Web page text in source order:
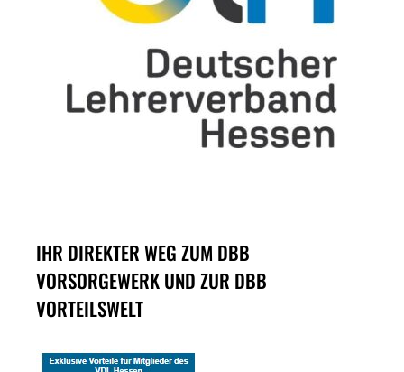
IHR DIREKTER WEG ZUM DBB
VORSORGEWERK UND ZUR DBB
VORTEILSWELT